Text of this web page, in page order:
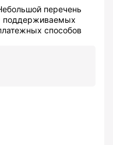
перечень
поддерживаемых
способов